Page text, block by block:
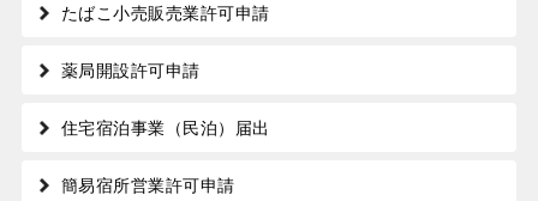
たばこ小売販売業許可申請
薬局開設許可申請
住宅宿泊事業（民泊）届出
簡易宿所営業許可申請